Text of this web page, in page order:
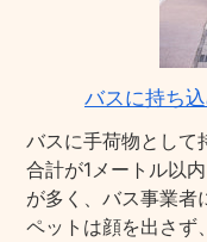
バスに持ち
バスに手荷物として
合計が1メートル以
が多く、バス事業者
ペットは顔を出さず